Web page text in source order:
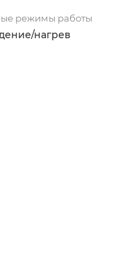
режимы работы
нагрев